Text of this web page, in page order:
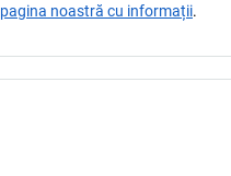
pagina noastră cu informații.